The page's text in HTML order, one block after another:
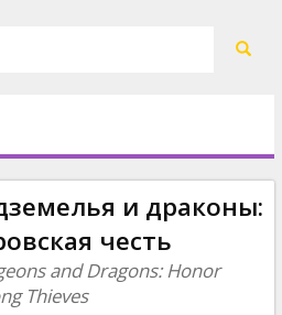
и драконы:
честь
and Dragons: Honor
Thieves